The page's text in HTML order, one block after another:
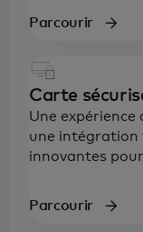
Parcourir
Carte
Une expérience
une intégration
innovantes
Parcourir